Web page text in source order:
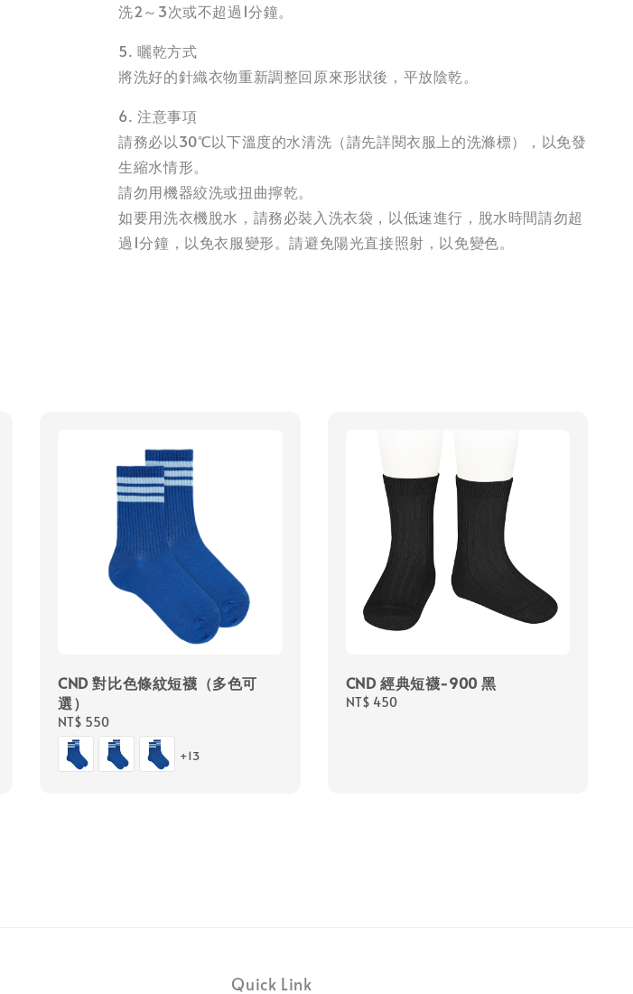
洗2～3次或不超過1分鐘。
5. 曬乾方式
將洗好的針織衣物重新調整回原來形狀後，平放陰乾。
6. 注意事項
請務必以30℃以下溫度的水清洗（請先詳閱衣服上的洗滌標），以免發
生縮水情形。
請勿用機器絞洗或扭曲擰乾。
如要用洗衣機脫水，請務必裝入洗衣袋，以低速進行，脫水時間請勿超
過1分鐘，以免衣服變形。請避免陽光直接照射，以免變色。
CND 對比色條紋短襪（多色可
選）
Regular
price
NT$ 550
+13
CND 經典短襪-900 黑
Regular
NT$ 450
Quick Link